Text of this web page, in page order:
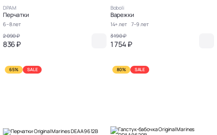
DPAM
Перчатки
6–8 лет
2 090 ₽
836 ₽
Boboli
Варежки
14+ лет
7–9 лет
3 190 ₽
1 754 ₽
65% SALE 80% SALE